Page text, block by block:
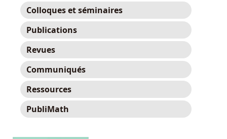
Colloques et séminaires
Publications
Revues
Communiqués
Ressources
PubliMath